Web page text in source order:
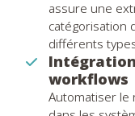
assure une
catégorisation
différents
workflows
Automatiser le